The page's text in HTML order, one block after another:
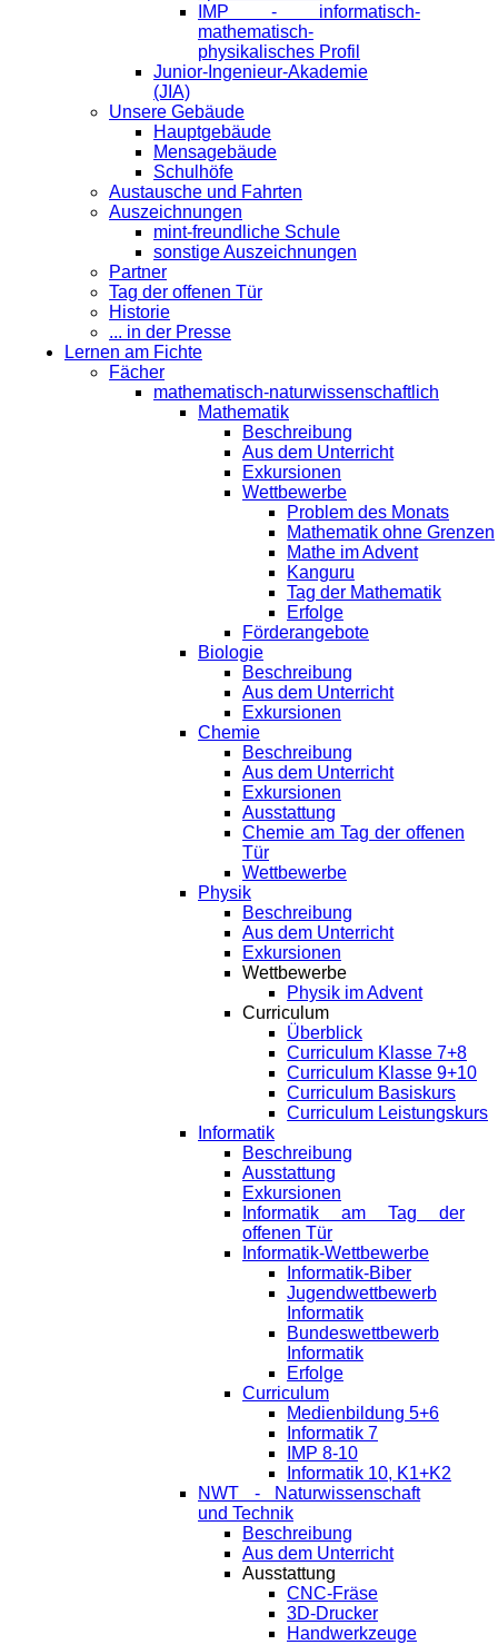
IMP - informatisch-
mathematisch-
physikalisches Profil
Junior-Ingenieur-Akademie
(JIA)
Unsere Gebäude
Hauptgebäude
Mensagebäude
Schulhöfe
Austausche und Fahrten
Auszeichnungen
mint-freundliche Schule
sonstige Auszeichnungen
Partner
Tag der offenen Tür
Historie
... in der Presse
Lernen am Fichte
Fächer
mathematisch-naturwissenschaftlich
Mathematik
Beschreibung
Aus dem Unterricht
Exkursionen
Wettbewerbe
Problem des Monats
Mathematik ohne Grenzen
Mathe im Advent
Kanguru
Tag der Mathematik
Erfolge
Förderangebote
Biologie
Beschreibung
Aus dem Unterricht
Exkursionen
Chemie
Beschreibung
Aus dem Unterricht
Exkursionen
Ausstattung
Chemie am Tag der offenen
Tür
Wettbewerbe
Physik
Beschreibung
Aus dem Unterricht
Exkursionen
Wettbewerbe
Physik im Advent
Curriculum
Überblick
Curriculum Klasse 7+8
Curriculum Klasse 9+10
Curriculum Basiskurs
Curriculum Leistungskurs
Informatik
Beschreibung
Ausstattung
Exkursionen
Informatik am Tag der
offenen Tür
Informatik-Wettbewerbe
Informatik-Biber
Jugendwettbewerb
Informatik
Bundeswettbewerb
Informatik
Erfolge
Curriculum
Medienbildung 5+6
Informatik 7
IMP 8-10
Informatik 10, K1+K2
NWT - Naturwissenschaft
und Technik
Beschreibung
Aus dem Unterricht
Ausstattung
CNC-Fräse
3D-Drucker
Handwerkzeuge